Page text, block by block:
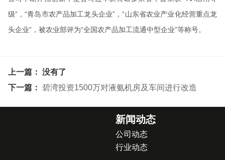
级”，“青岛市农产品加工龙头企业”，“山东省农业产业化经营重点龙
头企业”，被农业部评为“全国农产品加工流通中型企业”等称号。
上一篇： 没有了
下一篇： 碧湾投资1500万对液氨机房及车间进行改造
新闻动态
公司动态
行业动态